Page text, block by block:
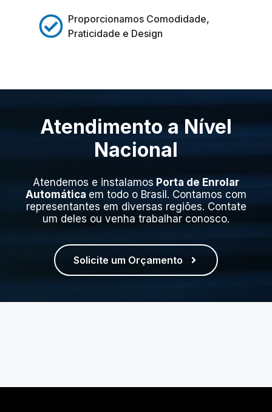
Proporcionamos Comodidade,
Praticidade e Design
Atendimento a Nível
Nacional
Atendemos e instalamos Porta de Enrolar
Automática em todo o Brasil. Contamos com
representantes em diversas regiões. Contate
um deles ou venha trabalhar conosco.
Solicite um Orçamento